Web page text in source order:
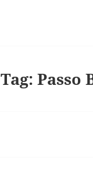
Tag:Passo